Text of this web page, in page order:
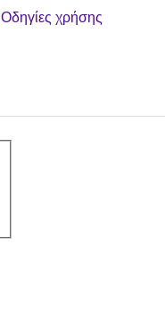
Οδηγίες χρήσης